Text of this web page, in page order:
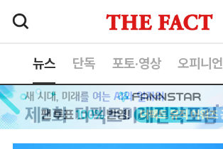
뉴스 단독 포토·영상 오피니언